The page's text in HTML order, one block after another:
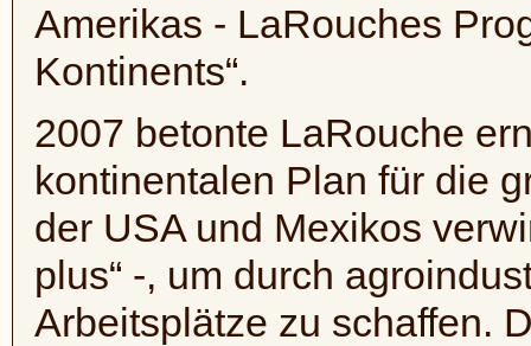
Amerikas - LaRouches
Kontinents“.
2007 betonte LaRouche
kontinentalen Plan für die
der USA und Mexikos
plus“ -, um durch
Arbeitsplätze zu schaffen.